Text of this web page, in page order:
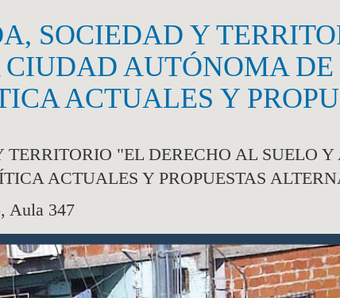
SOCIEDAD Y
AUTÓNOMA DE
ACTUALES Y
"EL DERECHO AL SUELO
ACTUALES Y PROPUESTAS
Aula 347